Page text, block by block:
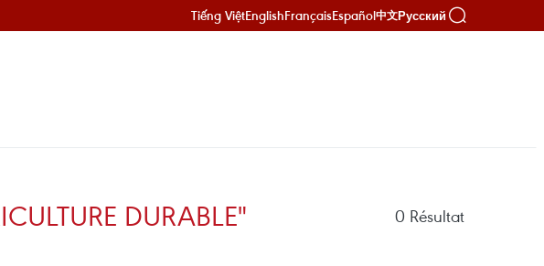
Tiếng ViệtEnglishFrançaisEspañol中文Русский
DURABLE" 0 Résultat